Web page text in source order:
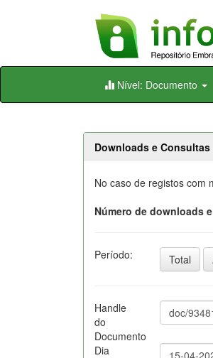
Skip
Nível: Documento
Downloads e
No caso de registos com
Número de downloads
Período: Total
Handle
do
Documento
Dia